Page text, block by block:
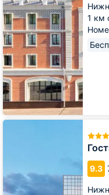
1 км
9.3
Гостиница